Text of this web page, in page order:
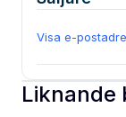
Visa e-
Liknande